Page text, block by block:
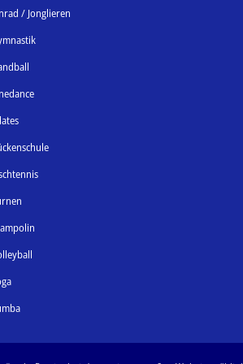
/ Jonglieren